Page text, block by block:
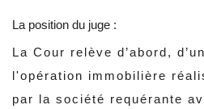
La position du juge :
La Cour relève d’abord,
l'opération immobilière
par la société requérante